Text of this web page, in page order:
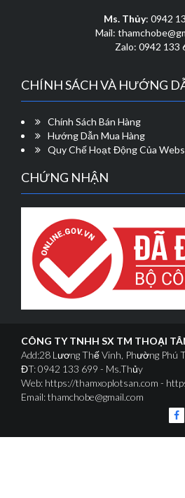
có
thể
được
trang
sản
Ms. Thủy: 0942
Mail:
Zalo: 0942 133
CHÍNH SÁCH VÀ HƯỚNG
Chính Sách Bán Hàng
Hướng Dẫn Mua Hàng
Quy Chế Hoạt Động Của
CHỨNG NHẬN
CÔNG TY TNHH SX TM THOẠI
Add:28 Lương Thế Vinh, Phường Phú
ĐT: 0942 133 699 - Ms.Thủy
Web: https://thamxoplotsan.com -
Email: thamchobe@gmail.com